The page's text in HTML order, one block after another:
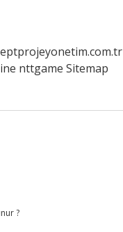
nttgame Sitemap
?